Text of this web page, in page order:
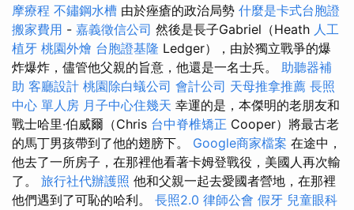
摩療程 不鏽鋼水槽 由於痤瘡的政治局勢 什麼是卡式台胞證
搬家費用 - 嘉義徵信公司 然後是長子Gabriel（Heath 人工
植牙 桃園外燴 台胞證基隆 Ledger），由於獨立戰爭的爆
炸爆炸，儘管他父親的旨意，他還是一名士兵。 助聽器補
助 客廳設計 桃園除白蟻公司 會計公司 天母推拿推薦 長照
中心 單人房 月子中心住幾天 幸運的是，本傑明的老朋友和
戰士哈里·伯威爾（Chris 台中脊椎矯正 Cooper）將最古老
的馬丁男孩帶到了他的翅膀下。 Google商家檔案 在途中，
他去了一所房子，在那裡他看著卡姆登戰役，美國人再次輸
了。 旅行社代辦護照 他和父親一起去愛國者營地，在那裡
他們遇到了可恥的哈利。 長照2.0 律師公會 假牙 兒童眼科